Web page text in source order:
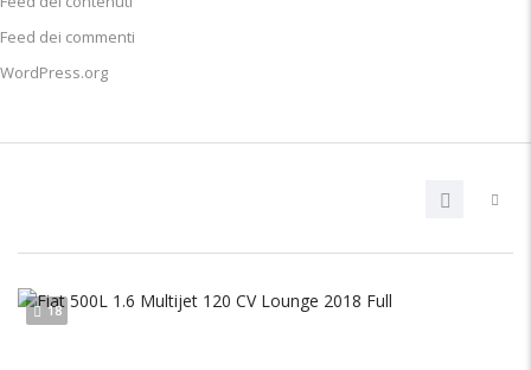
Feed dei commenti
WordPress.org
18